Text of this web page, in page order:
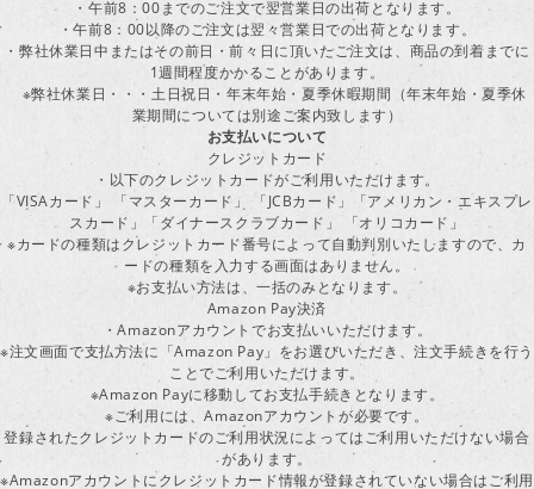
・午前8：00までのご注文で翌営業日の出荷となります。
・午前8：00以降のご注文は翌々営業日での出荷となります。
・弊社休業日中またはその前日・前々日に頂いたご注文は、商品の到着までに
1週間程度かかることがあります。
※弊社休業日・・・土日祝日・年末年始・夏季休暇期間（年末年始・夏季休
業期間については別途ご案内致します）
お支払いについて
クレジットカード
・以下のクレジットカードがご利用いただけます。
「VISAカード」 「マスターカード」 「JCBカード」「アメリカン・エキスプレ
スカード」「ダイナースクラブカード」 「オリコカード」
※カードの種類はクレジットカード番号によって自動判別いたしますので、カ
ードの種類を入力する画面はありません。
※お支払い方法は、一括のみとなります。
Amazon Pay決済
・Amazonアカウントでお支払いいただけます。
※注文画面で支払方法に「Amazon Pay」をお選びいただき、注文手続きを行う
ことでご利用いただけます。
※Amazon Payに移動してお支払手続きとなります。
※ご利用には、Amazonアカウントが必要です。
登録されたクレジットカードのご利用状況によってはご利用いただけない場合
があります。
※Amazonアカウントにクレジットカード情報が登録されていない場合はご利用